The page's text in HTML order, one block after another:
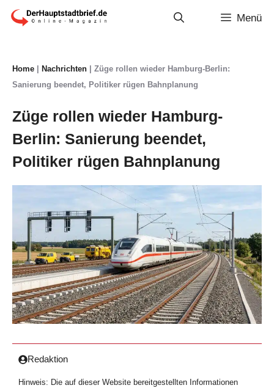
Zum
Menü
Home Nachrichten
Züge rollen wieder Hamburg-Berlin:
Sanierung beendet, Politiker rügen Bahnplanung
Züge rollen wieder Hamburg-
Berlin: Sanierung beendet,
Politiker rügen Bahnplanung
Redaktion
Hinweis: Die auf dieser Website bereitgestellten Informationen